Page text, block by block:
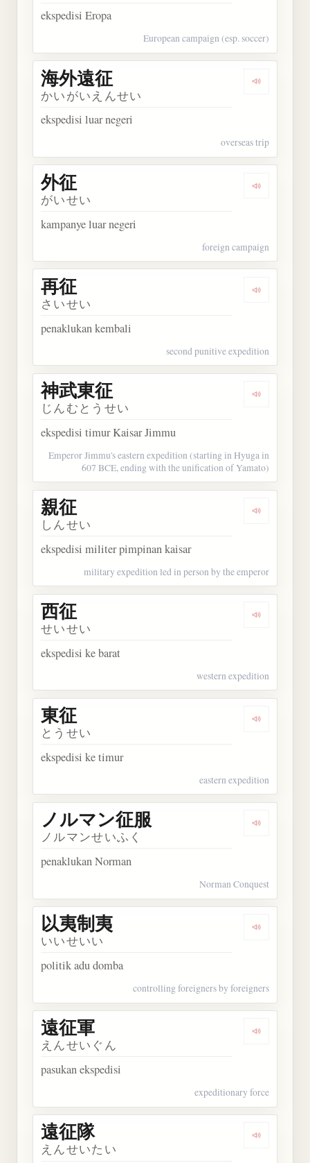
ekspedisi Eropa
European campaign (esp. soccer)
Dengarkan
海外遠征
かいがいえんせい
ekspedisi luar negeri
overseas trip
Dengarkan
外征
がいせい
kampanye luar negeri
foreign campaign
Dengarkan
再征
さいせい
penaklukan kembali
second punitive expedition
Dengarkan
神武東征
じんむとうせい
ekspedisi timur Kaisar Jimmu
Emperor Jimmu's eastern expedition (starting in Hyuga in
607 BCE, ending with the unification of Yamato)
Dengarkan
親征
しんせい
ekspedisi militer pimpinan kaisar
military expedition led in person by the emperor
Dengarkan
西征
せいせい
ekspedisi ke barat
western expedition
Dengarkan
東征
とうせい
ekspedisi ke timur
eastern expedition
Dengarkan
ノルマン征服
ノルマンせいふく
penaklukan Norman
Norman Conquest
Dengarkan
以夷制夷
いいせいい
politik adu domba
controlling foreigners by foreigners
Dengarkan
遠征軍
えんせいぐん
pasukan ekspedisi
expeditionary force
Dengarkan
遠征隊
えんせいたい